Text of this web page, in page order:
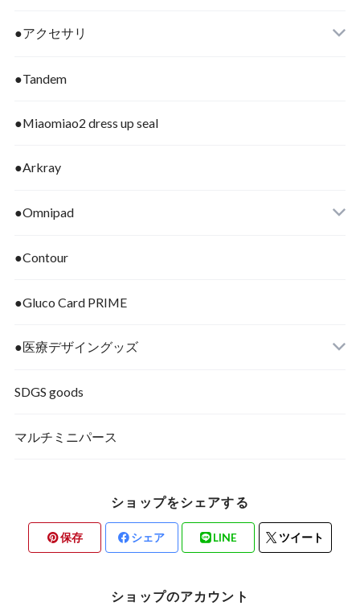
●アクセサリ
●Tandem
●Miaomiao2 dress up seal
●Arkray
●Omnipad
●Contour
●Gluco Card PRIME
●医療デザイングッズ
SDGS goods
マルチミニパース
ショップをシェアする
保存 シェア LINE ツイート
ショップのアカウント